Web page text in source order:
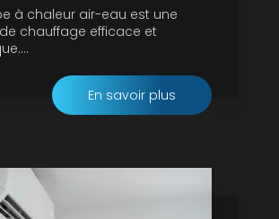
à chaleur air-eau est une
chauffage efficace et
En savoir plus